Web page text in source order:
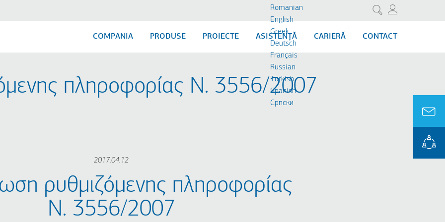
Cercetare
Romanian
English
Greek
Deutsch
Français
Russian
Turkish
Spanish
Cрпски
COMPANIA PRODUSE PROIECTE ASISTENȚĂ CARIERĂ CONTACT
πληροφορίας Ν. 3556/2007
2017.04.12
ρυθμιζόμενης πληροφορίας
Ν. 3556/2007